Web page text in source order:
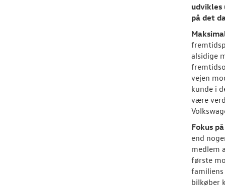
udvikles
på det
alsidige
vejen
kunde i
være
Fokus
end
medlem
første
familiens
bilkøber